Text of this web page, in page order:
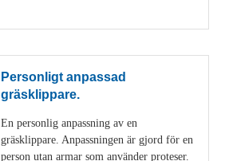
Personligt anpassad
gräsklippare.
En personlig anpassning av en
gräsklippare. Anpassningen är gjord för en
person utan armar som använder proteser.